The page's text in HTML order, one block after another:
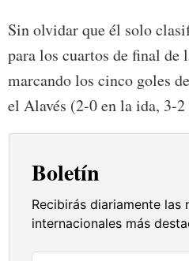
Sin olvidar que él solo
para los cuartos de final de
marcando los cinco goles
el Alavés (2-0 en la ida, 3-
Boletín
Recibirás diariamente las
internacionales más